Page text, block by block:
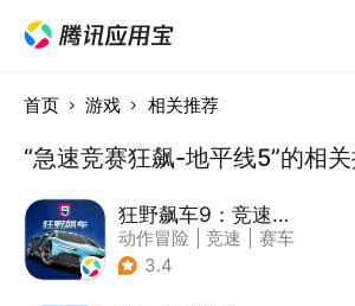
首页 游戏 相关推荐
“急速竞赛狂飙-地平线5”的相
狂野飙车9：竞速传奇
动作冒险 竞速
赛车
| 狂野飙车
3.4